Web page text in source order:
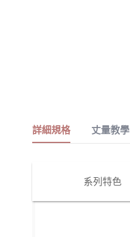
詳細規格 丈量教學
系列特色